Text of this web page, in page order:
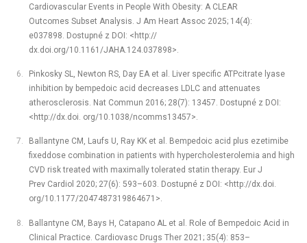
Cardiovascular Events in People With Obesity: A CLEAR
Outcomes Subset Analysis. J Am Heart Assoc 2025; 14(4):
e037898. Dostupné z DOI: <http://
dx.doi.org/10.1161/JAHA.124.037898>.
Pinkosky SL, Newton RS, Day EA et al. Liver specific ATP­citrate lyase
inhibition by bempedoic acid decreases LDL­C and attenuates
atherosclerosis. Nat Commun 2016; 28(7): 13457. Dostupné z DOI:
<http://dx.doi. org/10.1038/ncomms13457>.
Ballantyne CM, Laufs U, Ray KK et al. Bempedoic acid plus ezetimibe
fixed­dose combination in patients with hypercholesterolemia and high
CVD risk treated with maximally tolerated statin therapy. Eur J
Prev Cardiol 2020; 27(6): 593–603. Dostupné z DOI: <http://dx.doi.
org/10.1177/2047487319864671>.
Ballantyne CM, Bays H, Catapano AL et al. Role of Bempedoic Acid in
Clinical Practice. Cardiovasc Drugs Ther 2021; 35(4): 853–